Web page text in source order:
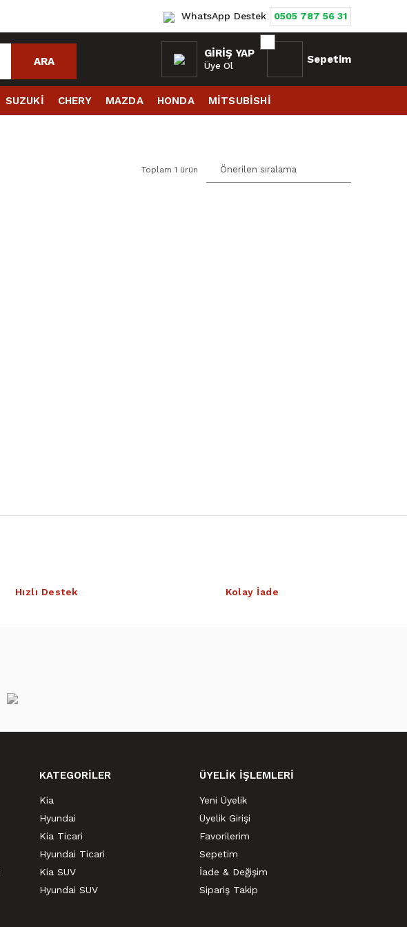
WhatsApp Destek 0505 787 56 31
ARA
GIRIŞ YAP
Üye Ol
Sepetim
SUZUKİ CHERY MAZDA HONDA MİTSUBİSHİ
Toplam 1 ürün
Hızlı Destek Kolay İade
KATEGORİLER
Kia
Hyundai
Kia Ticari
Hyundai Ticari
Kia SUV
Hyundai SUV
ÜYELİK İŞLEMLERİ
Yeni Üyelik
Üyelik Girişi
Favorilerim
Sepetim
İade & Değişim
Sipariş Takip